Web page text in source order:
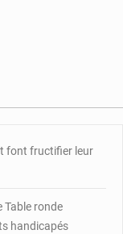
font fructifier leur
Table ronde
handicapés